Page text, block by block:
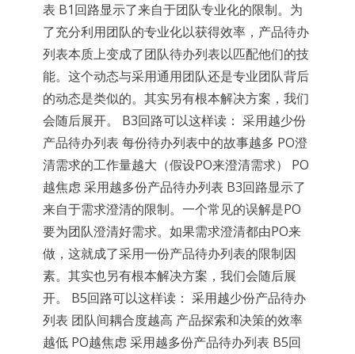
表 B1回路显示了来自于团队专业化的限制。为
了充分利用团队的专业化以获得效率，产品待办
列表本质上变成了团队待办列表以匹配他们的技
能。这个动态与采用通用团队还是专业团队背后
的动态是类似的。其实另有根本解决方案，我们
会随后展开。 B3回路可以这样读： 采用越少份
产品待办列表 每份待办列表中的故事越多 PO澄
清需求的工作量越大（假设PO来澄清需求） PO
越焦虑 采用越多份产品待办列表 B3回路显示了
来自于需求澄清的限制。一个常见的误解是PO
要为团队澄清好需求。如果需求澄清都由PO来
做，这就成了采用一份产品待办列表的限制因
素。其实也另有根本解决方案，我们会随后展
开。 B5回路可以这样读： 采用越少份产品待办
列表 团队间耦合度越高 产品探索和决策的效率
越低 PO越焦虑 采用越多份产品待办列表 B5回